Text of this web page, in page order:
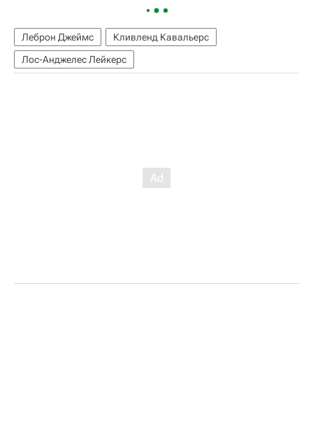
Леброн Джеймс
Кливленд Кавальерс
Лос-Анджелес Лейкерс